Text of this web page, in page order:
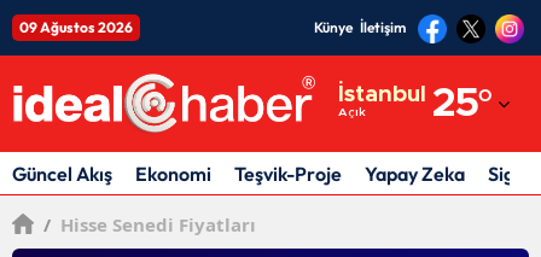
09 Ağustos 2026 Künye İletişim
İstanbul
Açık 25°
Adıyaman
Afyonkarahisar
Güncel Akış Ekonomi Teşvik-Proje Yapay Zeka
/ Hisse Senedi Fiyatları